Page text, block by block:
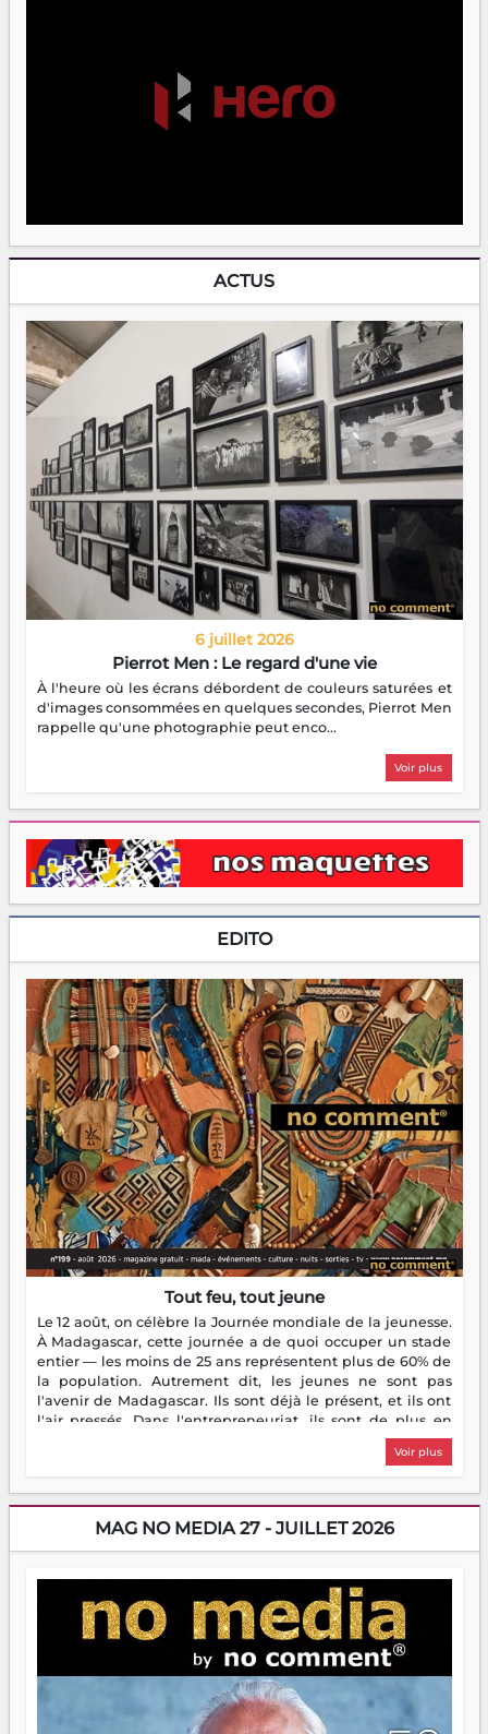
ACTUS
6 juillet 2026
Pierrot Men : Le regard d'une vie
À l'heure où les écrans débordent de couleurs saturées et
d'images consommées en quelques secondes, Pierrot Men
rappelle qu'une photographie peut enco...
Voir plus
EDITO
Tout feu, tout jeune
Le 12 août, on célèbre la Journée mondiale de la jeunesse.
À Madagascar, cette journée a de quoi occuper un stade
entier — les moins de 25 ans représentent plus de 60% de
la population. Autrement dit, les jeunes ne sont pas
l'avenir de Madagascar. Ils sont déjà le présent, et ils ont
l'air pressés. Dans l'entrepreneuriat, ils sont de plus en
plus nombreux à se lancer, à créer, à risquer — souvent
sans filet, souvent sans aide, mais toujours avec cette
dorment vraiment la nuit. En culture, les nouvelles sont
encore meilleures. Aina Rasamoelina vient de décrocher le
Prix RFI Instrumental Afrique. Miangaly Elia rafle le Prix
jeunes qui tiennent la torche. Alors oui, on pourrait
s'arrêter là, applaudir et rentrer chez soi satisfait. Mais ce
serait passer à côté d'une chose essentielle. La fougue, ça
brûle fort — et parfois, ça brûle vite. Une flamme sans
direction peut éclairer autant qu'elle peut consumer. C'est
là que les aînés entrent en scène — pas pour reprendre le
gouvernail, mais pour montrer où sont les récifs. Les jeunes
ont la force, les vieux ont l'expérience, comme on dit. Ce
Voir plus
MAG NO MEDIA 27 - JUILLET 2026